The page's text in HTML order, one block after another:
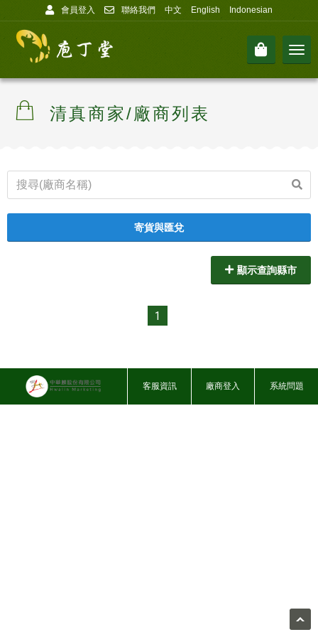
會員登入 聯絡我們 中文 English Indonesian
清真商家/廠商列表
寄貨與匯兌
顯示查詢縣市
1
客服資訊 廠商登入 系統問題